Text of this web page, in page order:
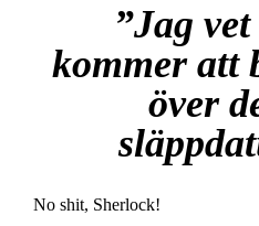
”Jag
kommer att
över
No shit, Sherlock!